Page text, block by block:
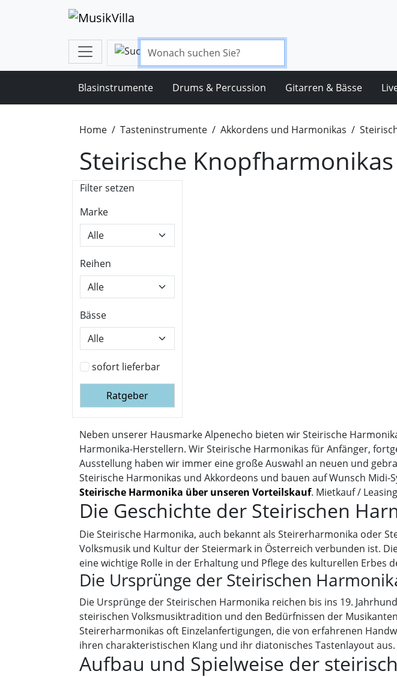
Blasinstrumente Drums & Percussion Gitarren & Bässe
Home Tasteninstrumente Akkordens und Harmonikas
Steirische
Filter setzen
Marke
Reihen
Bässe
sofort lieferbar
Ratgeber
Neben unserer Hausmarke Alpenecho bieten wir Steirische
Harmonika-Herstellern. Wir Steirische Harmonikas für Anfänger,
Ausstellung haben wir immer eine große Auswahl an neuen und
Steirische Harmonikas und Akkordeons und bauen auf Wunsch
Steirische Harmonika über unseren Vorteilskauf. Mietkauf /
Die Geschichte der Steirischen
Die Steirische Harmonika, auch bekannt als Steirerharmonika oder
Volksmusik und Kultur der Steiermark in Österreich verbunden ist.
eine wichtige Rolle in der Erhaltung und Pflege des kulturellen Erbes
Die Ursprünge der Steirischen
Die Ursprünge der Steirischen Harmonika reichen bis ins 19.
steirischen Volksmusiktradition und den Bedürfnissen der
Steirerharmonikas oft Einzelanfertigungen, die von erfahrenen
ihren charakteristischen Klang und ihr diatonisches Tastenlayout aus.
Aufbau und Spielweise der